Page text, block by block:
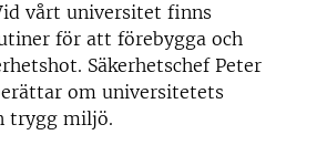
vårt universitet finns
för att förebygga och
Säkerhetschef Peter
om universitetets
trygg miljö.